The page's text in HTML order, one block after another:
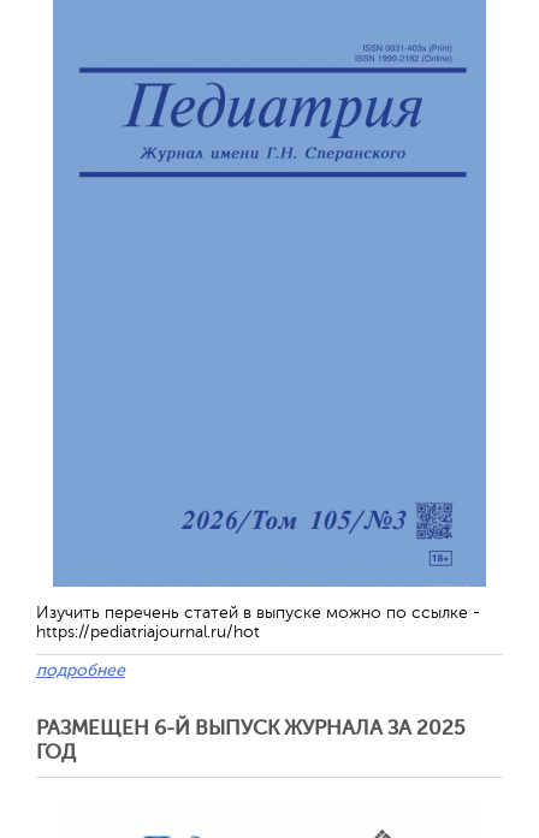
Изучить перечень статей в выпуске можно по ссылке -
https://pediatriajournal.ru/hot
подробнее
РАЗМЕЩЕН 6-Й ВЫПУСК ЖУРНАЛА ЗА 2025
ГОД